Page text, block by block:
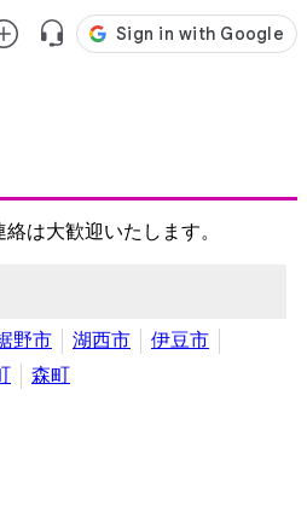
は大歓迎いたします。
野市 湖西市
伊豆市
森町